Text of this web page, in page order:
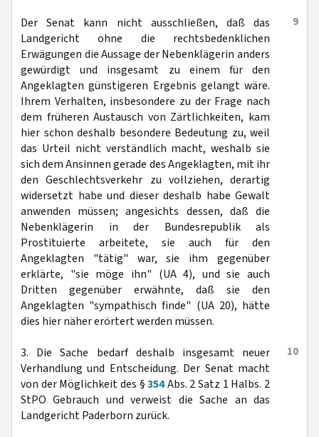
9
Der Senat kann nicht ausschließen, daß das
Landgericht ohne die rechtsbedenklichen
Erwägungen die Aussage der Nebenklägerin anders
gewürdigt und insgesamt zu einem für den
Angeklagten günstigeren Ergebnis gelangt wäre.
Ihrem Verhalten, insbesondere zu der Frage nach
dem früheren Austausch von Zärtlichkeiten, kam
hier schon deshalb besondere Bedeutung zu, weil
das Urteil nicht verständlich macht, weshalb sie
sich dem Ansinnen gerade des Angeklagten, mit ihr
den Geschlechtsverkehr zu vollziehen, derartig
widersetzt habe und dieser deshalb habe Gewalt
anwenden müssen; angesichts dessen, daß die
Nebenklägerin in der Bundesrepublik als
Prostituierte arbeitete, sie auch für den
Angeklagten "tätig" war, sie ihm gegenüber
erklärte, "sie möge ihn" (UA 4), und sie auch
Dritten gegenüber erwähnte, daß sie den
Angeklagten "sympathisch finde" (UA 20), hätte
dies hier näher erörtert werden müssen.
10
3. Die Sache bedarf deshalb insgesamt neuer
Verhandlung und Entscheidung. Der Senat macht
von der Möglichkeit des §354Abs. 2 Satz 1 Halbs. 2
StPO Gebrauch und verweist die Sache an das
Landgericht Paderborn zurück.